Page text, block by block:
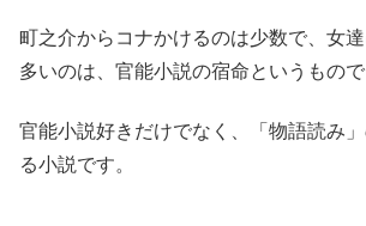
町之介からコナかけるのは少数で、女
多いのは、官能小説の宿命というもので
官能小説好きだけでなく、「物語読み
る小説です。